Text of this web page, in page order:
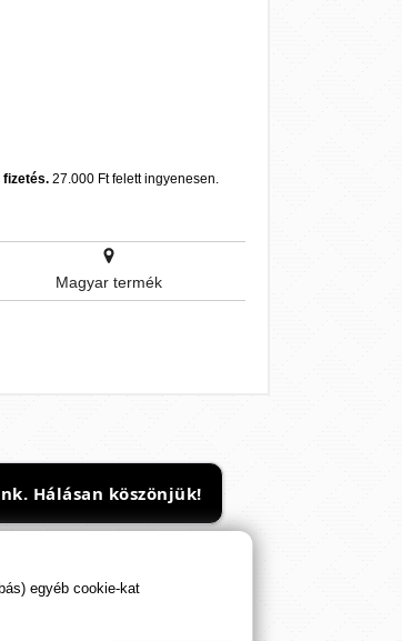
fizetés. 27.000 Ft felett ingyenesen.
Magyar termék
Hálásan köszönjük!
egyéb cookie-kat